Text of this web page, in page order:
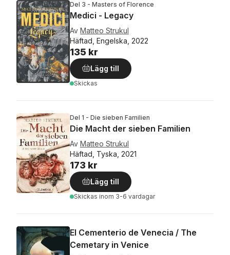
Del 3 - Masters of Florence
Medici - Legacy
Av Matteo Strukul
Häftad, Engelska, 2022
135 kr
Lägg till
Skickas
Del 1 - Die sieben Familien
Die Macht der sieben Familien
Av Matteo Strukul
Häftad, Tyska, 2021
173 kr
Lägg till
Skickas inom 3-6 vardagar
El Cementerio de Venecia / The
Cemetary in Venice